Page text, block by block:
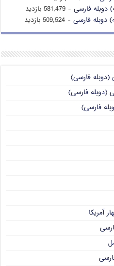
دوبله فارسی - 581,479 بازدید
دوبله فارسی - 509,524 بازدید
آمریکا